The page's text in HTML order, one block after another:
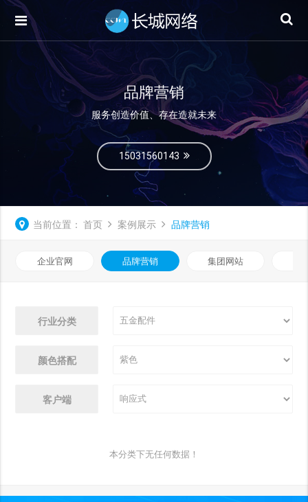
品牌营销
服务创造价值、存在造就未来
15031560143
当前位置： 首页 案例展示 品牌营销
企业官网 品牌营销 集团网站
行业分类
颜色搭配
客户端
本分类下无任何数据！